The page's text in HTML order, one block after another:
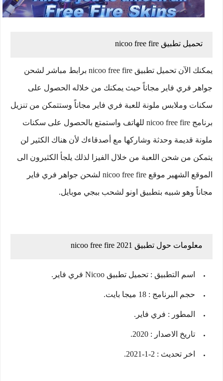
تحميل تطبيق nicoo free fire
يمكنك الآن تحميل تطبيق nicoo free fire برابط مباشر لشحن
جواهر فري فاير مجاناً حيث يمكنك من خلاله الحصول على
سكنات وملابس ملونة للعبة فري فاير مجاناً وستتمكن من تنزيل
برنامج nicoo free fire للهاتف واستمتع بالحصول على سكنات
ملونة قديمة وحدثة وشاركها مع أصدقاءك لأن هناك الكثير لن
يتمكن من شحن اللعبة من خلال الفيزا لذلك يلجأ الكثيرون الى
الموقع الشهير موقع nicoo free fire لشحن جواهر فري فاير
مجاناً وهو شبيه بتطبيق اونو لشحب ببجي موبايل.
معلومات حول تطبيق nicoo free fire 2021
اسم التطبيق : تحميل تطبيق Nicoo فري فاير.
حجم البرنامج : 18 ميجا بايت.
المطور : فري فاير.
تاريخ الاصدار : 2020.
اخر تحديث : 2-1-2021.